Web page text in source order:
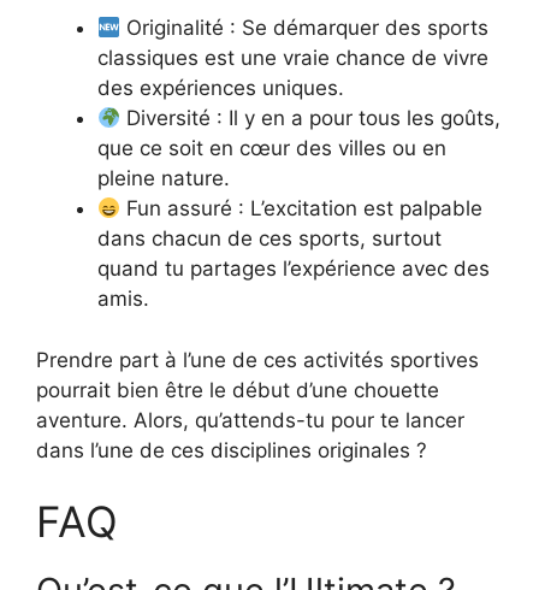
Originalité : Se démarquer des sports
classiques est une vraie chance de vivre
des expériences uniques.
Diversité : Il y en a pour tous les goûts,
que ce soit en cœur des villes ou en
pleine nature.
Fun assuré : L’excitation est palpable
dans chacun de ces sports, surtout
quand tu partages l’expérience avec des
amis.
Prendre part à l’une de ces activités sportives
pourrait bien être le début d’une chouette
aventure. Alors, qu’attends-tu pour te lancer
dans l’une de ces disciplines originales ?
FAQ